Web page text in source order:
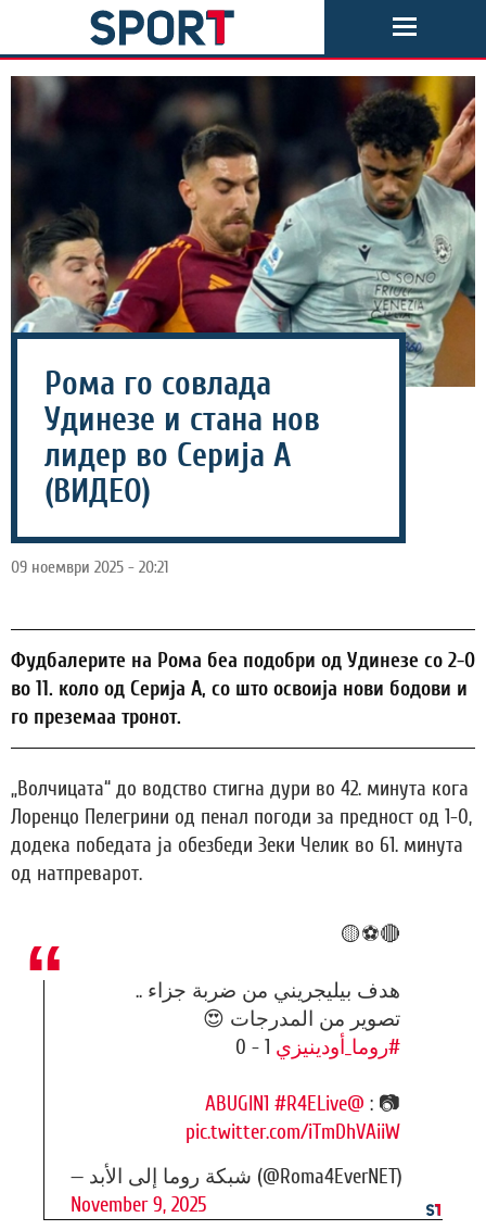
Рома го совлада
Удинезе и стана нов
лидер во Серија А
(ВИДЕО)
09 ноември 2025 - 20:21
Фудбалерите на Рома беа подобри од Удинезе со 2-0
во 11. коло од Серија А, со што освоија нови бодови и
го преземаа тронот.
„Волчицата“ до водство стигна дури во 42. минута кога
Лоренцо Пелегрини од пенал погоди за предност од 1-0,
додека победата ја обезбеди Зеки Челик во 61. минута
од натпреварот.
🔴⚽️🟡
هدف بيليجريني من ضربة جزاء ..
تصوير من المدرجات 😍
#روما_أودينيزي
📷 :
@ABUGIN1
#R4ELive
pic.twitter.com/iTmDhVAiiW
— شبكة روما إلى الأبد (@Roma4EverNET)
November 9, 2025